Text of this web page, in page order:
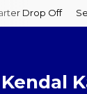
Off Sewa Hiace